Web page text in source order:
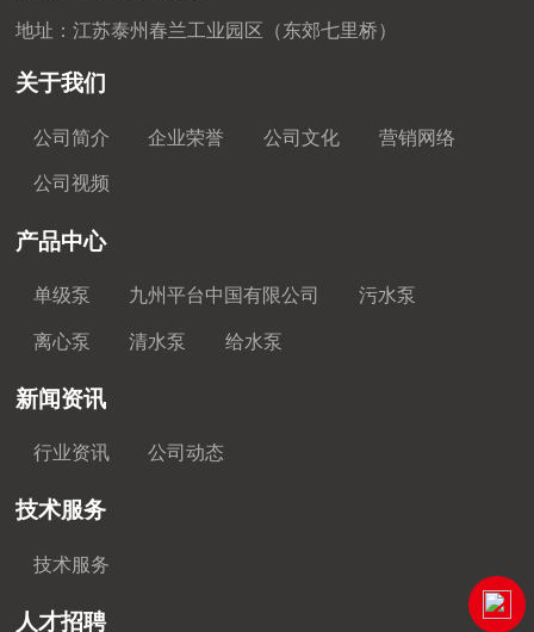
地址：江苏泰州春兰工业园区（东郊七里桥）
关于我们
公司简介 企业荣誉 公司文化 营销网络
公司视频
产品中心
单级泵 九州平台中国有限公司 污水泵
离心泵 清水泵 给水泵
新闻资讯
行业资讯 公司动态
技术服务
技术服务
人才招聘